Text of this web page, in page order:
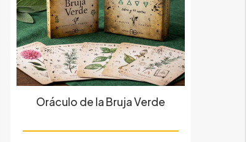
Oráculo de la Bruja Verde